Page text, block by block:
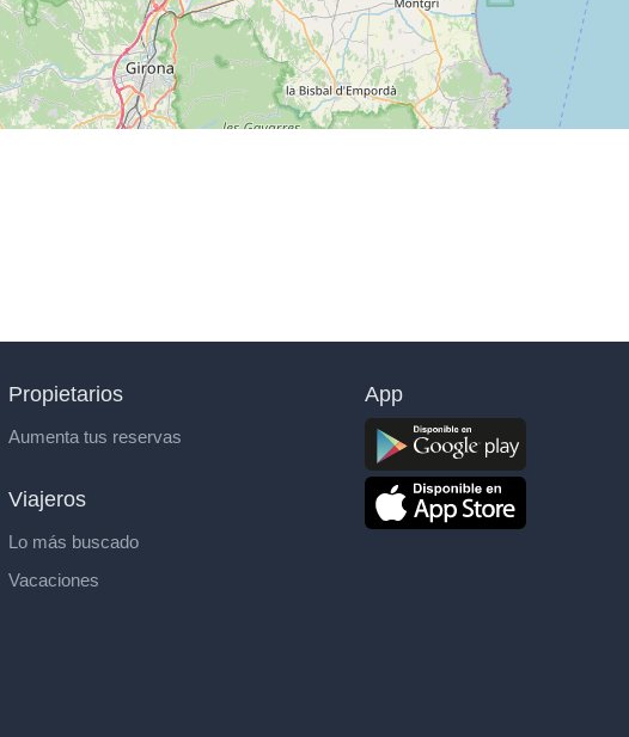
Propietarios
Aumenta tus reservas
Viajeros
Lo más buscado
Vacaciones
App